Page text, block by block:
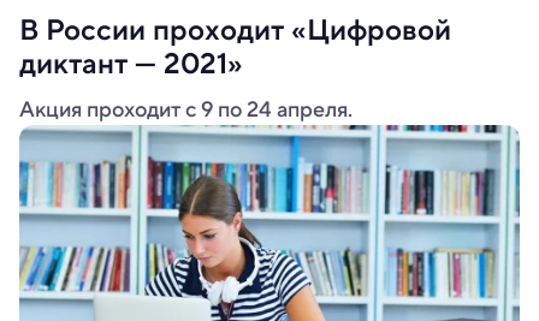
В России проходит «Цифровой
диктант — 2021»
Акция проходит с 9 по 24 апреля.